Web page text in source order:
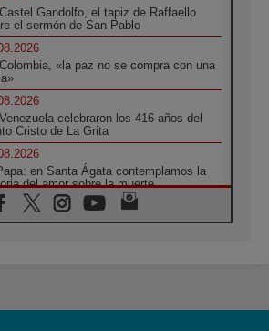
Gandolfo, el tapiz de Raffaello
el sermón de San Pablo
«la paz no se compra con una
celebraron los 416 años del
Cristo de La Grita
en Santa Ágata contemplamos la
del amor sobre la muerte
XIV visitará el Santuario de la Madre